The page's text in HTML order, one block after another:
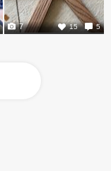
15 5
7